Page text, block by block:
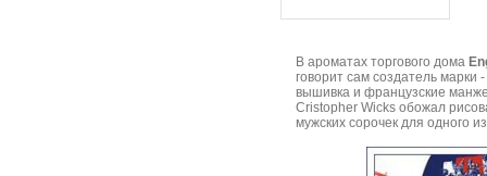
В ароматах торгового дома
говорит сам создатель
вышивка и французские
Cristopher Wicks обожал
мужских сорочек для одного